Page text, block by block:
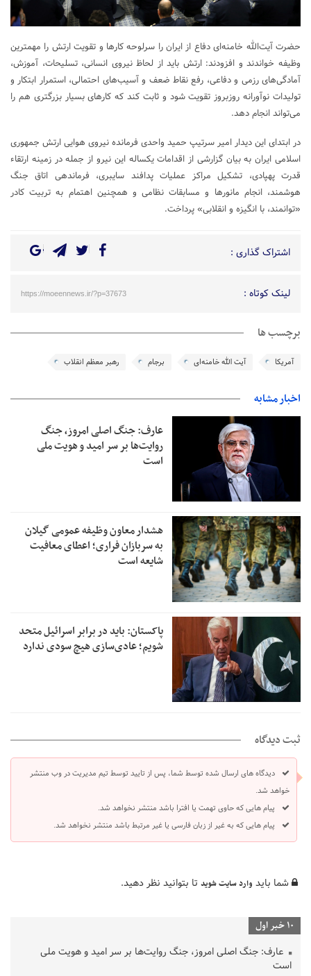
حضرت آیت‌الله خامنه‌ای دفاع از ایران را سرلوحه کارها و تقویت ارتش را مهمترین
وظیفه خواندند و افزودند: ارتش باید از لحاظ نیروی انسانی، تسلیحات، آموزش،
آمادگی‌های رزمی و دفاعی، رفع نقاط ضعف و آسیب‌های احتمالی، استمرار ابتکار و
تولیدات نوآورانه روزبروز تقویت شود و ثابت کند که کارهای بسیار بزرگتری هم را
می‌تواند انجام دهد.
در ابتدای این دیدار امیر سرتیپ حمید واحدی فرمانده نیروی هوایی ارتش جمهوری
اسلامی ایران به بیان گزارشی از اقدامات یکساله این نیرو از جمله در زمینه ارتقاء
قدرت پهپادی، تشکیل مراکز عملیات پدافند سایبری، فرماندهی اتاق‌ جنگ
هوشمند، انجام مانورها و مسابقات نظامی و همچنین اهتمام به تربیت کادر
«توانمند، با انگیزه و انقلابی» پرداخت.
اشتراک گذاری :
لینک کوتاه : https://moeennews.ir/?p=37673
برچسب ها
آمریکا آیت الله خامنه‌ای برجام رهبر معظم انقلاب
اخبار مشابه
عارف: جنگ اصلی امروز، جنگ
روایت‌ها بر سر امید و هویت ملی
است
هشدار معاون وظیفه عمومی گیلان
به سربازان فراری؛ اعطای معافیت
شایعه است
پاکستان: باید در برابر اسرائیل متحد
شویم؛ عادی‌سازی هیچ سودی ندارد
ثبت دیدگاه
دیدگاه های ارسال شده توسط شما، پس از تایید توسط تیم مدیریت در وب منتشر
خواهد شد.
پیام هایی که حاوی تهمت یا افترا باشد منتشر نخواهد شد.
پیام هایی که به غیر از زبان فارسی یا غیر مرتبط باشد منتشر نخواهد شد.
شما باید وارد سایت شوید تا بتوانید نظر دهید.
10 خبر اول
عارف: جنگ اصلی امروز، جنگ روایت‌ها بر سر امید و هویت ملی
است